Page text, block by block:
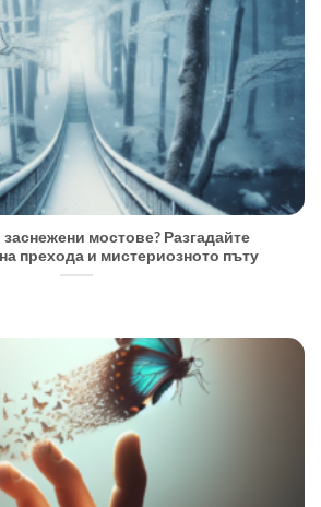
мостове? Разгадайте
прехода и мистериозното пъту